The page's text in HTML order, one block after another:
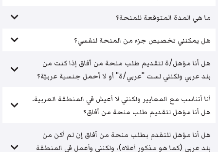
ما هي المدة المتوقعة للمنحة؟
هل يمكنني تخصيص جزء من المنحة لنفسي؟
هل أنا مؤهل/ة لتقديم طلب منحة من آفاق إذا كنت من
بلد عربي ولكنني لست "عربي/ة" أو لا أحمل جنسية عربيّة؟
أنا أتناسب مع المعايير ولكنني لا أعيش في المنطقة العربية.
هل أنا مؤهل لتقديم طلب منحة من آفاق؟
هل أنا مؤهل للتقدم بطلب منحة من آفاق إن لم أكن من
بلد عربي (كما هو مذكور أعلاه)، ولكنني وأعمل في المنطقة